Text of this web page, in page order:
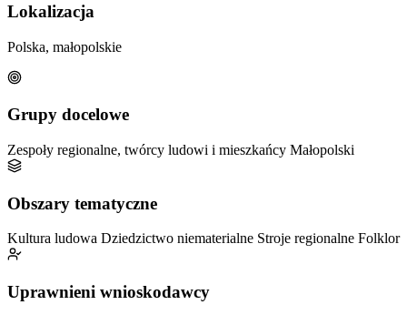
Lokalizacja
Polska, małopolskie
Grupy docelowe
Zespoły regionalne, twórcy ludowi i mieszkańcy Małopolski
Obszary tematyczne
Kultura ludowa Dziedzictwo niematerialne Stroje regionalne Folklor
Uprawnieni wnioskodawcy